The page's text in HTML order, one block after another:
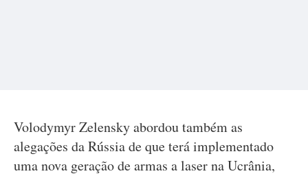
Volodymyr Zelensky abordou também as
alegações da Rússia de que terá implementado
uma nova geração de armas a laser na Ucrânia,